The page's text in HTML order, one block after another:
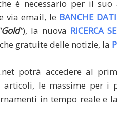
è necessario per il suo
via email, le BANCHE DATI
Gold"), la nuova RICERCA
gratuite delle notizie, la
potrà accedere al
articoli, le massime per i
in tempo reale e